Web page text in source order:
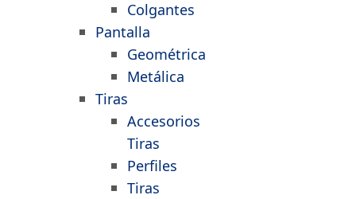
Colgantes
Pantalla
Geométrica
Metálica
Tiras
Accesorios
Tiras
Perfiles
Tiras